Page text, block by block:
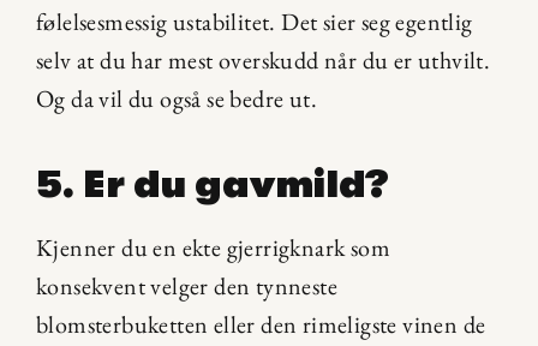
følelsesmessig ustabilitet. Det sier seg egentlig
selv at du har mest overskudd når du er uthvilt.
Og da vil du også se bedre ut.
5. Er du gavmild?
Kjenner du en ekte gjerrigknark som
konsekvent velger den tynneste
blomsterbuketten eller den rimeligste vinen de